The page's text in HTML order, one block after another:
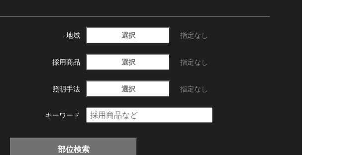
地域 選択 指定なし
採用商品 選択 指定なし
照明手法 選択 指定なし
キーワード
部位検索